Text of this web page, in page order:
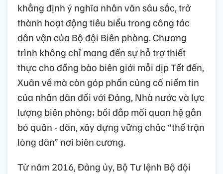
khẳng định ý nghĩa nhân văn sâu sắc, trở
thành hoạt động tiêu biểu trong công tác
dân vận của Bộ đội Biên phòng. Chương
trình không chỉ mang đến sự hỗ trợ thiết
thực cho đồng bào biên giới mỗi dịp Tết đến,
Xuân về mà còn góp phần củng cố niềm tin
của nhân dân đối với Đảng, Nhà nước và lực
lượng biên phòng; bồi đắp mối quan hệ gắn
bó quân - dân, xây dựng vững chắc “thế trận
lòng dân” nơi biên cương.
Từ năm 2016, Đảng ủy, Bộ Tư lệnh Bộ đội